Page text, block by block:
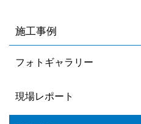
施工事例
フォトギャラリー
現場レポート